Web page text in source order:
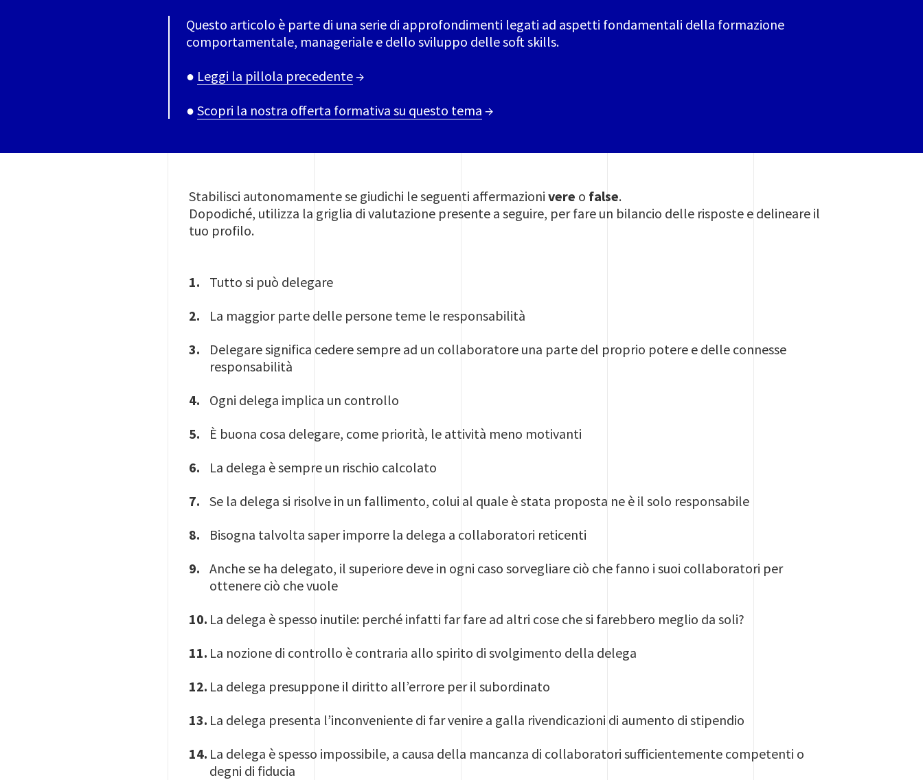
Questo articolo è parte di una serie di approfondimenti legati ad aspetti fondamentali della formazione
comportamentale, manageriale e dello sviluppo delle soft skills.
● Leggi la pillola precedente→
●Scopri la nostra offerta formativa su questo tema →
Stabilisci autonomamente se giudichi le seguenti affermazionivere o false.
Dopodiché, utilizza la griglia di valutazione presente a seguire, per fare un bilancio delle risposte e delineare il
tuo profilo.
Tutto si può delegare
La maggior parte delle persone teme le responsabilità
Delegare significa cedere sempre ad un collaboratore una parte del proprio potere e delle connesse
responsabilità
Ogni delega implica un controllo
È buona cosa delegare, come priorità, le attività meno motivanti
La delega è sempre un rischio calcolato
Se la delega si risolve in un fallimento, colui al quale è stata proposta ne è il solo responsabile
Bisogna talvolta saper imporre la delega a collaboratori reticenti
Anche se ha delegato, il superiore deve in ogni caso sorvegliare ciò che fanno i suoi collaboratori per
ottenere ciò che vuole
La delega è spesso inutile: perché infatti far fare ad altri cose che si farebbero meglio da soli?
La nozione di controllo è contraria allo spirito di svolgimento della delega
La delega presuppone il diritto all’errore per il subordinato
La delega presenta l’inconveniente di far venire a galla rivendicazioni di aumento di stipendio
La delega è spesso impossibile, a causa della mancanza di collaboratori sufficientemente competenti o
degni di fiducia